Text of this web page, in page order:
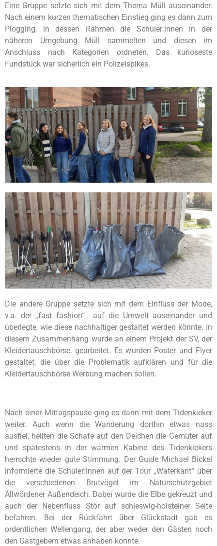
Eine Gruppe setzte sich mit dem Thema Müll auseinander.
Nach einem kurzen thematischen Einstieg ging es dann zum
Plogging, in dessen Rahmen die Schüler:innen in der
näheren Umgebung Müll sammelten und diesen im
Anschluss nach Kategorien ordneten. Das kurioseste
Fundstück war sicherlich ein Polizeispikes.
Die andere Gruppe setzte sich mit dem Einfluss der Mode,
v.a. der „fast fashion“ auf die Umwelt auseinander und
überlegte, wie diese nachhaltiger gestaltet werden könnte. In
diesem Zusammenhang wurde an einem Projekt der SV, der
Kleidertauschbörse, gearbeitet. Es wurden Poster und Flyer
gestaltet, die über die Problematik aufklären und für die
Kleidertauschbörse Werbung machen sollen.
Nach einer Mittagspause ging es dann mit dem Tidenkieker
weiter. Auch wenn die Wanderung dorthin etwas nass
ausfiel, hellten die Schafe auf den Deichen die Gemüter auf
und spätestens in der warmen Kabine des Tidenkiekers
herrschte wieder gute Stimmung. Der Guide Michael Bickel
informierte die Schüler:innen auf der Tour „Waterkant“ über
die verschiedenen Brutvögel im Naturschutzgebiet
Allwördener Außendeich. Dabei wurde die Elbe gekreuzt und
auch der Nebenfluss Stör auf schleswig-holsteiner Seite
befahren. Bei der Rückfahrt über Glückstadt gab es
ordentlichen Wellengang, der aber weder den Gästen noch
den Gastgebern etwas anhaben konnte.